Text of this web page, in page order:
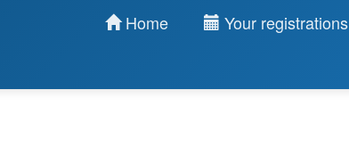
Home Your registrations